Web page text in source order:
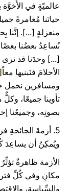
عالميّةٍ في
حياتَنا مُغامرةً
منعزلةٍ [...]. إنَّنا
نُساعِدُ بعضُنا
[...] وحدَنا قد نرى
الأحلامَ فنَبنيها معاً
ومسافرين نحمل
تأوينا جميعًا،
بصوتِه، وجميعُنا
5. أزمةَ الجائحةِ
ويُمكِنُ أن يساعِدَ
الأزمة ظاهرةٌ
مكانِ وفي كُلِّ فترةٍ
والسِّياسة،